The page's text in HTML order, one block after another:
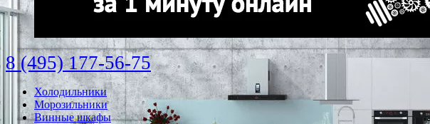
8 (495) 177-56-75
Холодильники
Морозильники
Винные шкафы